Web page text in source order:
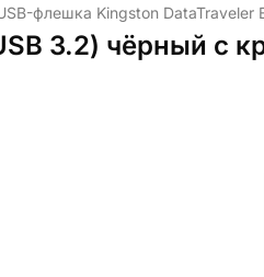
флешка Kingston
3.2) чёрный с